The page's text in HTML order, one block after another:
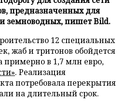
предназначенных для
земноводных, пишет Bild.
12 специальных
жаб и тритонов обойдется
в 1,7 млн евро,
. Реализация
потребовала перекрытия
на длительный срок.